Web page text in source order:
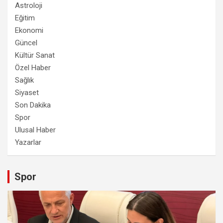
Astroloji
Eğitim
Ekonomi
Güncel
Kültür Sanat
Özel Haber
Sağlık
Siyaset
Son Dakika
Spor
Ulusal Haber
Yazarlar
Spor